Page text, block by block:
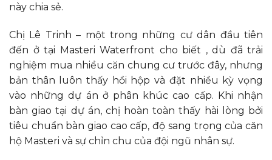
này chia sẻ.
Chị Lê Trinh – một trong những cư dân đầu tiên
đến ở tại Masteri Waterfront cho biết , dù đã trải
nghiệm mua nhiều căn chung cư trước đây, nhưng
bản thân luôn thấy hồi hộp và đặt nhiều kỳ vọng
vào những dự án ở phân khúc cao cấp. Khi nhận
bàn giao tại dự án, chị hoàn toàn thấy hài lòng bởi
tiêu chuẩn bàn giao cao cấp, độ sang trọng của căn
hộ Masteri và sự chỉn chu của đội ngũ nhân sự.